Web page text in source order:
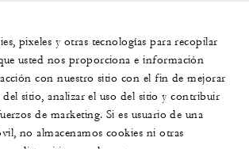
pixeles y otras tecnologías para recopilar
usted nos proporciona e información
con nuestro sitio con el fin de mejorar
del sitio, analizar el uso del sitio y contribuir
de marketing. Si es usuario de una
no almacenamos cookies ni otras